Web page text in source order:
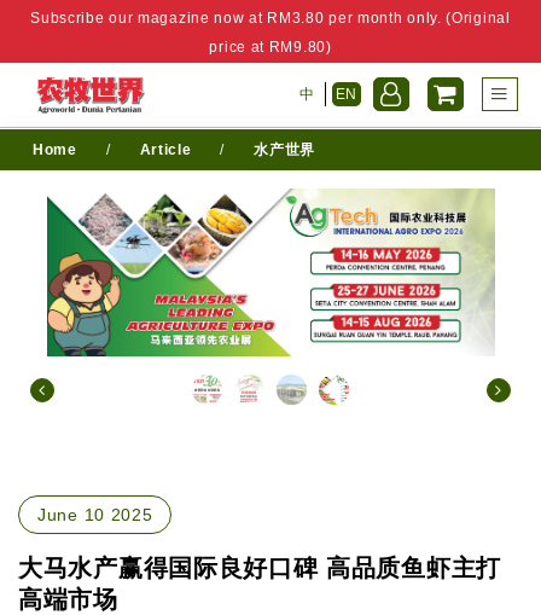
Subscribe our magazine now at RM3.80 per month only. (Original
price at RM9.80)
中 EN
Home / Article / 水产世界
June 10 2025
大马水产赢得国际良好口碑 高品质鱼虾主打
高端市场